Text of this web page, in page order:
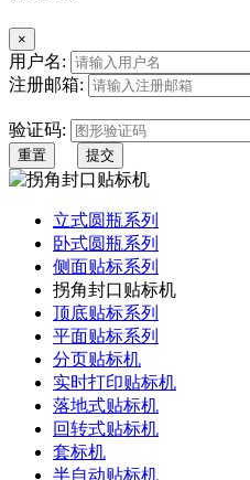
×
用户名:
注册邮箱:
验证码:
重置 提交
立式圆瓶系列
卧式圆瓶系列
侧面贴标系列
拐角封口贴标机
顶底贴标系列
平面贴标系列
分页贴标机
实时打印贴标机
落地式贴标机
回转式贴标机
套标机
半自动贴标机